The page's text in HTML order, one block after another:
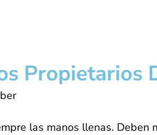
Propietarios
las manos llenas.